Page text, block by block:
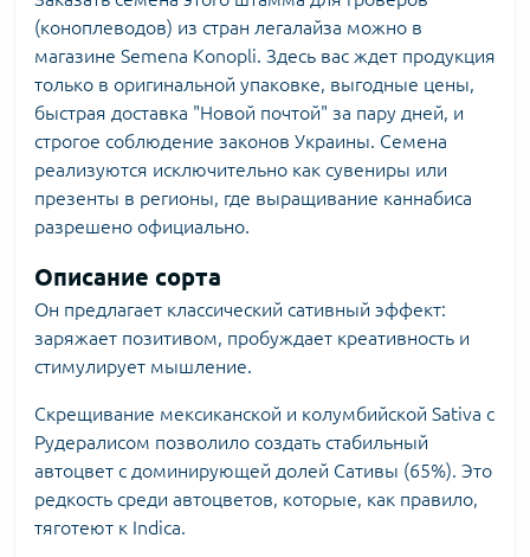
(коноплеводов) из стран легалайза можно в
магазине Semena Konopli. Здесь вас ждет продукция
только в оригинальной упаковке, выгодные цены,
быстрая доставка "Новой почтой" за пару дней, и
строгое соблюдение законов Украины. Семена
реализуются исключительно как сувениры или
презенты в регионы, где выращивание каннабиса
разрешено официально.
Описание сорта
Он предлагает классический сативный эффект:
заряжает позитивом, пробуждает креативность и
стимулирует мышление.
Скрещивание мексиканской и колумбийской Sativa с
Рудералисом позволило создать стабильный
автоцвет с доминирующей долей Сативы (65%). Это
редкость среди автоцветов, которые, как правило,
тяготеют к Indica.